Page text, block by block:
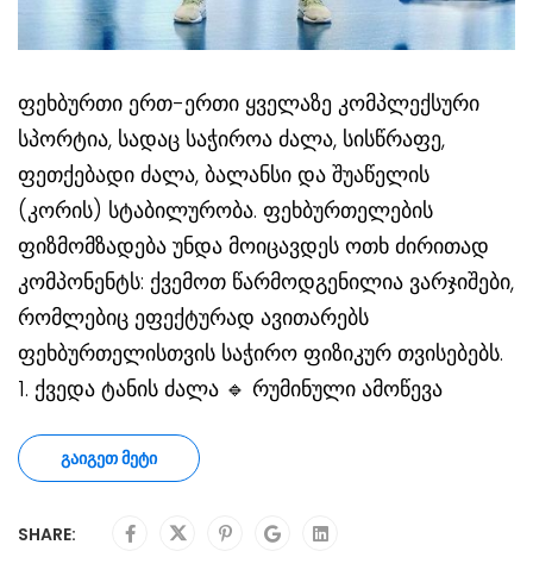
ფეხბურთი ერთ-ერთი ყველაზე კომპლექსური
სპორტია, სადაც საჭიროა ძალა, სისწრაფე,
ფეთქებადი ძალა, ბალანსი და შუაწელის
(კორის) სტაბილურობა. ფეხბურთელების
ფიზმომზადება უნდა მოიცავდეს ოთხ ძირითად
კომპონენტს: ქვემოთ წარმოდგენილია ვარჯიშები,
რომლებიც ეფექტურად ავითარებს
ფეხბურთელისთვის საჭირო ფიზიკურ თვისებებს.
1. ქვედა ტანის ძალა 🔹 რუმინული ამოწევა
ᲒᲐᲘᲒᲔᲗ ᲛᲔᲢᲘ
SHARE: